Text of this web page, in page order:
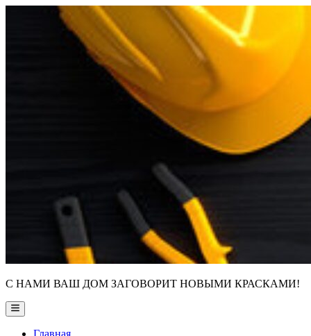
С НАМИ ВАШ ДОМ ЗАГОВОРИТ НОВЫМИ КРАСКАМИ!
Main
Menu